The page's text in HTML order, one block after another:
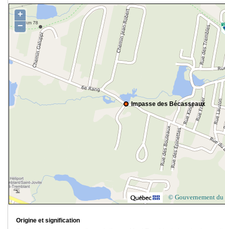
Impasse des Bécasseaux
+
−
© Gouvernement du
Origine et signification